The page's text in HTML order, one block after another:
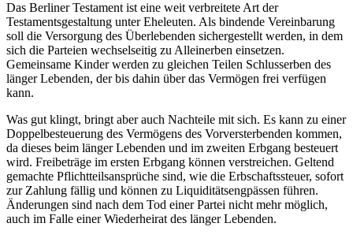
Das Berliner Testament ist eine weit verbreitete Art der
Testamentsgestaltung unter Eheleuten. Als bindende Vereinbarung
soll die Versorgung des Überlebenden sichergestellt werden, in dem
sich die Parteien wechselseitig zu Alleinerben einsetzen.
Gemeinsame Kinder werden zu gleichen Teilen Schlusserben des
länger Lebenden, der bis dahin über das Vermögen frei verfügen
kann.
Was gut klingt, bringt aber auch Nachteile mit sich. Es kann zu einer
Doppelbesteuerung des Vermögens des Vorversterbenden kommen,
da dieses beim länger Lebenden und im zweiten Erbgang besteuert
wird. Freibeträge im ersten Erbgang können verstreichen. Geltend
gemachte Pflichtteilsansprüche sind, wie die Erbschaftssteuer, sofort
zur Zahlung fällig und können zu Liquiditätsengpässen führen.
Änderungen sind nach dem Tod einer Partei nicht mehr möglich,
auch im Falle einer Wiederheirat des länger Lebenden.